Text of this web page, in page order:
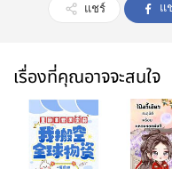
แชร์ แ
เรื่องที่คุณอาจจะสนใจ